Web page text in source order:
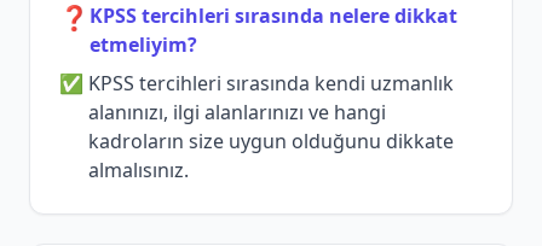
❓ KPSS tercihleri sırasında nelere dikkat
etmeliyim?
KPSS tercihleri sırasında kendi uzmanlık
alanınızı, ilgi alanlarınızı ve hangi
kadroların size uygun olduğunu dikkate
almalısınız.